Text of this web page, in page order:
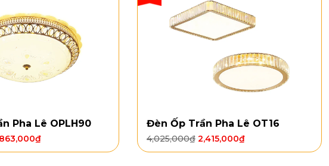
Pha Lê OPLH90
₫
Đèn Ốp Trần Pha Lê OT16
4,025,000₫ 2,415,000₫